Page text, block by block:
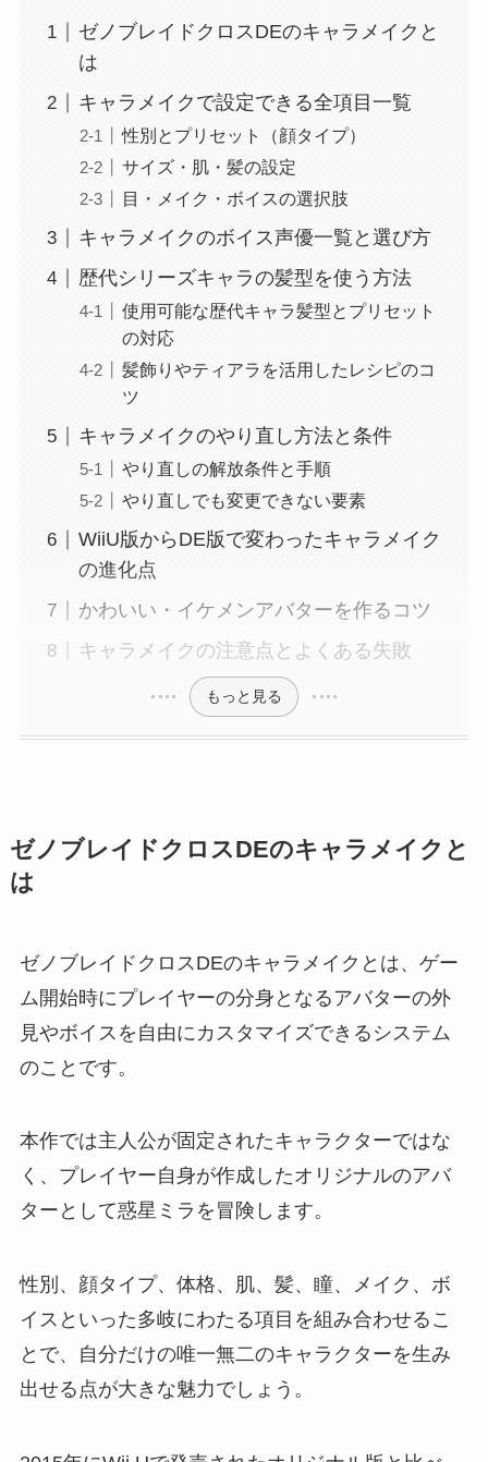
ゼノブレイドクロスDEのキャラメイクと
は
キャラメイクで設定できる全項目一覧
性別とプリセット（顔タイプ）
サイズ・肌・髪の設定
目・メイク・ボイスの選択肢
キャラメイクのボイス声優一覧と選び方
歴代シリーズキャラの髪型を使う方法
使用可能な歴代キャラ髪型とプリセット
の対応
髪飾りやティアラを活用したレシピのコ
ツ
キャラメイクのやり直し方法と条件
やり直しの解放条件と手順
やり直しでも変更できない要素
WiiU版からDE版で変わったキャラメイク
の進化点
かわいい・イケメンアバターを作るコツ
キャラメイクの注意点とよくある失敗
もっと見る
ゼノブレイドクロスDEのキャラメイクと
は
ゼノブレイドクロスDEのキャラメイクとは、ゲー
ム開始時にプレイヤーの分身となるアバターの外
見やボイスを自由にカスタマイズできるシステム
のことです。
本作では主人公が固定されたキャラクターではな
く、プレイヤー自身が作成したオリジナルのアバ
ターとして惑星ミラを冒険します。
性別、顔タイプ、体格、肌、髪、瞳、メイク、ボ
イスといった多岐にわたる項目を組み合わせるこ
とで、自分だけの唯一無二のキャラクターを生み
出せる点が大きな魅力でしょう。